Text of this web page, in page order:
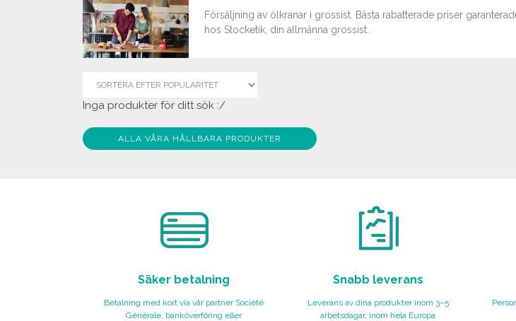
Försäljning av ölkranar i grossist. Bästa rabatterade priser
hos Stocketik, din allmänna grossist.
Inga produkter för ditt sök :/
ALLA VÅRA HÅLLBARA PRODUKTER
Säker betalning
Betalning med kort via vår partner Société
Générale, banköverföring eller
Snabb leverans
Leverans av dina produkter inom 3–5
arbetsdagar, inom hela Europa